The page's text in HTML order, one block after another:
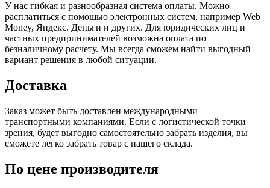
У нас гибкая и разнообразная система оплаты. Можно
расплатиться с помощью электронных систем, например Web
Money, Яндекс. Деньги и других. Для юридических лиц и
частных предпринимателей возможна оплата по
безналичному расчету. Мы всегда сможем найти выгодный
вариант решения в любой ситуации.
Доставка
Заказ может быть доставлен международными
транспортными компаниями. Если с логистической точки
зрения, будет выгодно самостоятельно забрать изделия, вы
сможете легко забрать товар с нашего склада.
По цене производителя